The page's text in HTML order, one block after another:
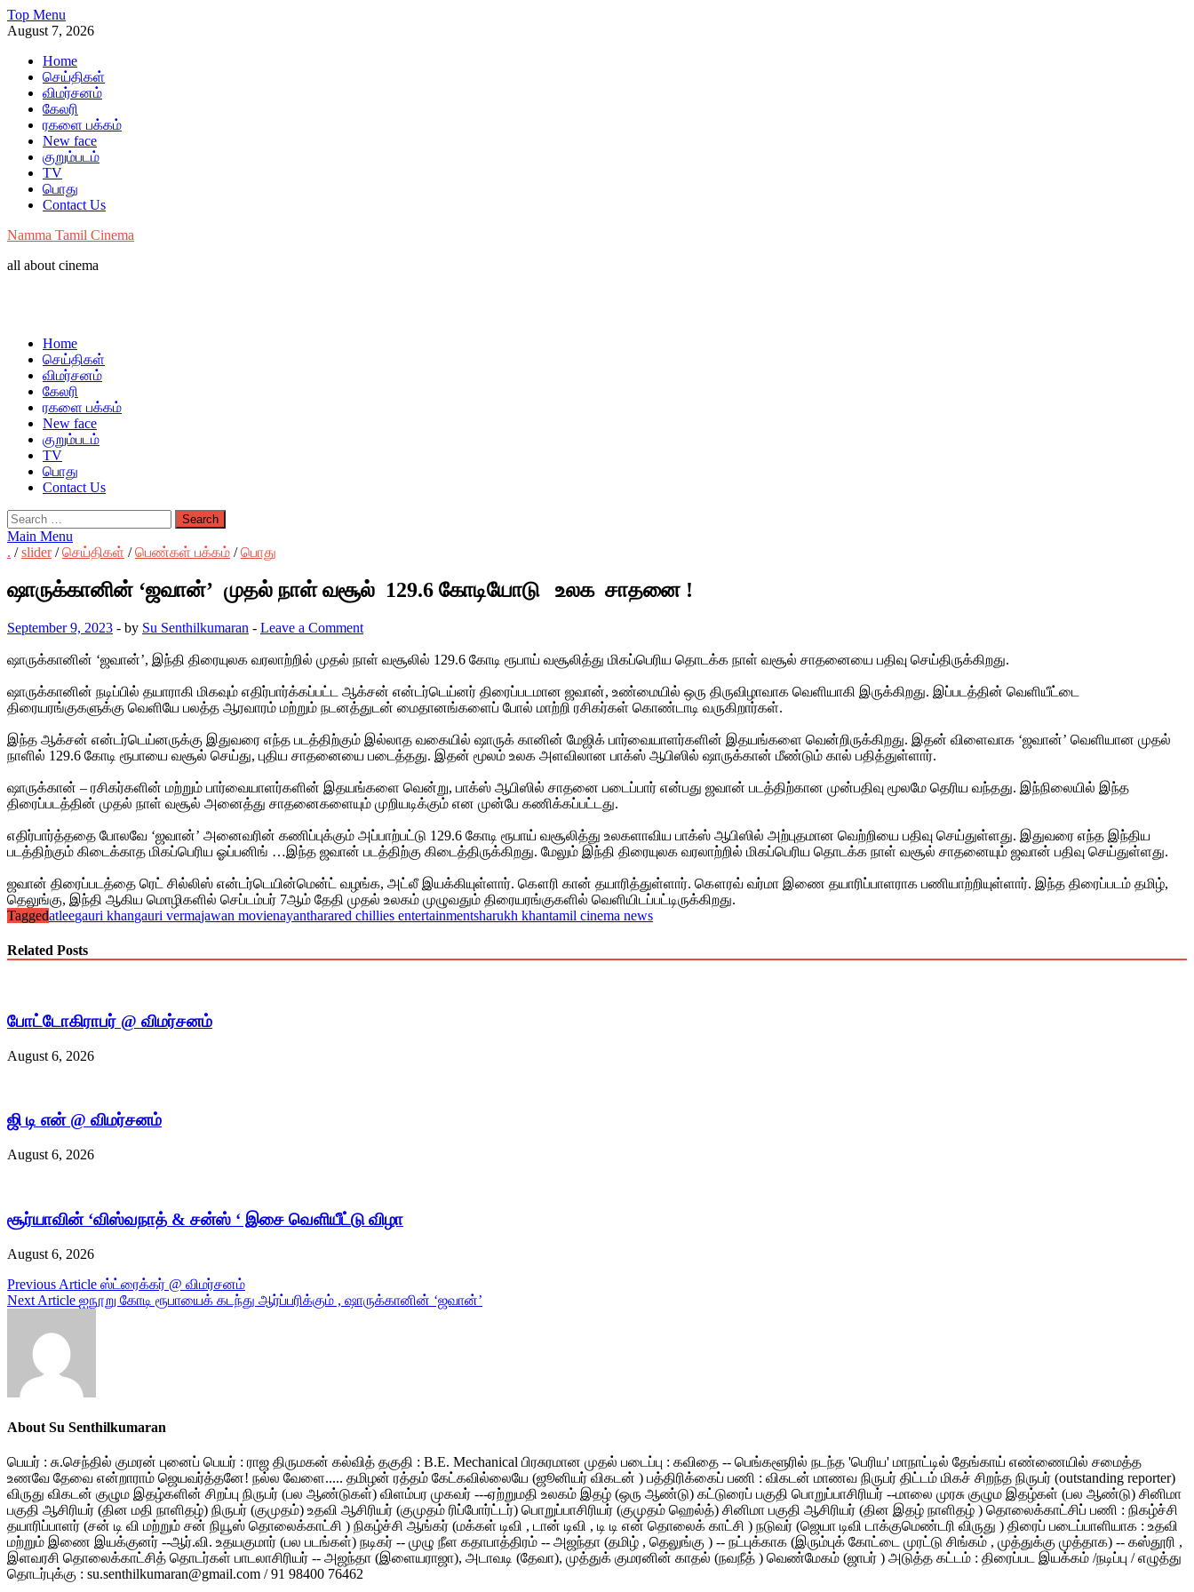
Skip
to
Top Menu
August 7, 2026
Home
செய்திகள்
விமர்சனம்
கேலரி
ரகளை பக்கம்
New face
குறும்படம்
TV
பொது
Contact Us
Namma Tamil Cinema
all about cinema
Home
செய்திகள்
விமர்சனம்
கேலரி
ரகளை பக்கம்
New face
குறும்படம்
TV
பொது
Contact Us
Search
for:
Main Menu
. /slider/செய்திகள் /பெண்கள் பக்கம் /பொது
ஷாருக்கானின் ‘ஜவான்’ முதல் நாள் வசூல் 129.6 கோடியோடு உலக சாதனை !
September 9, 2023 - by Su Senthilkumaran - Leave a Comment
ஷாருக்கானின் ‘ஜவான்’, இந்தி திரையுலக வரலாற்றில் முதல் நாள் வசூலில் 129.6 கோடி ரூபாய் வசூலித்து மிகப்பெரிய தொடக்க நாள் வசூல் சாதனையை பதிவு செய்திருக்கிறது.
ஷாருக்கானின் நடிப்பில் தயாராகி மிகவும் எதிர்பார்க்கப்பட்ட ஆக்சன் என்டர்டெய்னர் திரைப்படமான ஜவான், உண்மையில் ஒரு திருவிழாவாக வெளியாகி இருக்கிறது. இப்படத்தின் வெளியீட்டை
திரையரங்குகளுக்கு வெளியே பலத்த ஆரவாரம் மற்றும் நடனத்துடன் மைதானங்களைப் போல் மாற்றி ரசிகர்கள் கொண்டாடி வருகிறார்கள்.
இந்த ஆக்சன் என்டர்டெய்னருக்கு இதுவரை எந்த படத்திற்கும் இல்லாத வகையில் ஷாருக் கானின் மேஜிக் பார்வையாளர்களின் இதயங்களை வென்றிருக்கிறது. இதன் விளைவாக ‘ஜவான்’ வெளியான முதல்
நாளில் 129.6 கோடி ரூபாயை வசூல் செய்து, புதிய சாதனையை படைத்தது. இதன் மூலம் உலக அளவிலான பாக்ஸ் ஆபிஸில் ஷாருக்கான் மீண்டும் கால் பதித்துள்ளார்.
ஷாருக்கான் – ரசிகர்களின் மற்றும் பார்வையாளர்களின் இதயங்களை வென்று, பாக்ஸ் ஆபிஸில் சாதனை படைப்பார் என்பது ஜவான் படத்திற்கான முன்பதிவு மூலமே தெரிய வந்தது. இந்நிலையில் இந்த
திரைப்படத்தின் முதல் நாள் வசூல் அனைத்து சாதனைகளையும் முறியடிக்கும் என முன்பே கணிக்கப்பட்டது.
எதிர்பார்த்ததை போலவே ‘ஜவான்’ அனைவரின் கணிப்புக்கும் அப்பாற்பட்டு 129.6 கோடி ரூபாய் வசூலித்து உலகளாவிய பாக்ஸ் ஆபிஸில் அற்புதமான வெற்றியை பதிவு செய்துள்ளது. இதுவரை எந்த இந்திய
படத்திற்கும் கிடைக்காத மிகப்பெரிய ஓப்பனிங் …இந்த ஜவான் படத்திற்கு கிடைத்திருக்கிறது. மேலும் இந்தி திரையுலக வரலாற்றில் மிகப்பெரிய தொடக்க நாள் வசூல் சாதனையும் ஜவான் பதிவு செய்துள்ளது.
ஜவான் திரைப்படத்தை ரெட் சில்லிஸ் என்டர்டெயின்மென்ட் வழங்க, அட்லீ இயக்கியுள்ளார். கௌரி கான் தயாரித்துள்ளார். கௌரவ் வர்மா இணை தயாரிப்பாளராக பணியாற்றியுள்ளார். இந்த திரைப்படம் தமிழ்,
தெலுங்கு, இந்தி ஆகிய மொழிகளில் செப்டம்பர் 7ஆம் தேதி முதல் உலகம் முழுவதும் திரையரங்குகளில் வெளியிடப்பட்டிருக்கிறது.
Taggedatleegauri khangauri vermajawan movienayantharared chillies entertainmentsharukh khantamil cinema news
Related Posts
போட்டோகிராபர் @ விமர்சனம்
August 6, 2026
ஜி டி என் @ விமர்சனம்
August 6, 2026
சூர்யாவின் ‘விஸ்வநாத் & சன்ஸ் ‘ இசை வெளியீட்டு விழா
August 6, 2026
Post
navigation
Previous Article ஸ்ட்ரைக்கர் @ விமர்சனம்
Next Article ஐநூறு கோடி ரூபாயைக் கடந்து ஆர்ப்பரிக்கும் , ஷாருக்கானின் ‘ஜவான்’
About Su Senthilkumaran
பெயர் : சு.செந்தில் குமரன் புனைப் பெயர் : ராஜ திருமகன் கல்வித் தகுதி : B.E. Mechanical பிரசுரமான முதல் படைப்பு : கவிதை -- பெங்களூரில் நடந்த 'பெரிய' மாநாட்டில் தேங்காய் எண்ணையில் சமைத்த
உணவே தேவை என்றாராம் ஜெயவர்த்தனே! நல்ல வேளை..... தமிழன் ரத்தம் கேட்கவில்லையே (ஜூனியர் விகடன் ) பத்திரிக்கைப் பணி : விகடன் மாணவ நிருபர் திட்டம் மிகச் சிறந்த நிருபர் (outstanding reporter)
விருது விகடன் குழும இதழ்களின் சிறப்பு நிருபர் (பல ஆண்டுகள்) விளம்பர முகவர் ---ஏற்றுமதி உலகம் இதழ் (ஒரு ஆண்டு) கட்டுரைப் பகுதி பொறுப்பாசிரியர் --மாலை முரசு குழும இதழ்கள் (பல ஆண்டு) சினிமா
பகுதி ஆசிரியர் (தின மதி நாளிதழ்) நிருபர் (குமுதம்) உதவி ஆசிரியர் (குமுதம் ரிப்போர்ட்டர்) பொறுப்பாசிரியர் (குமுதம் ஹெல்த்) சினிமா பகுதி ஆசிரியர் (தின இதழ் நாளிதழ் ) தொலைக்காட்சிப் பணி : நிகழ்ச்சி
தயாரிப்பாளர் (சன் டி வி மற்றும் சன் நியூஸ் தொலைக்காட்சி ) நிகழ்ச்சி ஆங்கர் (மக்கள் டிவி , டான் டிவி , டி டி என் தொலைக் காட்சி ) நடுவர் (ஜெயா டிவி டாக்குமெண்டரி விருது ) திரைப் படைப்பாளியாக : உதவி
மற்றும் இணை இயக்குனர் --ஆர்.வி. உதயகுமார் (பல படங்கள்) நடிகர் -- முழு நீள கதாபாத்திரம் -- அஜந்தா (தமிழ் , தெலுங்கு ) -- நட்புக்காக (இரும்புக் கோட்டை முரட்டு சிங்கம் , முத்துக்கு முத்தாக) -- கஸ்தூரி ,
இளவரசி தொலைக்காட்சித் தொடர்கள் பாடலாசிரியர் -- அஜந்தா (இளையராஜா), அடாவடி (தேவா), முத்துக் குமரனின் காதல் (நவநீத் ) வெண்மேகம் (ஜாபர் ) அடுத்த கட்டம் : திரைப்பட இயக்கம் /நடிப்பு / எழுத்து
தொடர்புக்கு : su.senthilkumaran@gmail.com / 91 98400 76462